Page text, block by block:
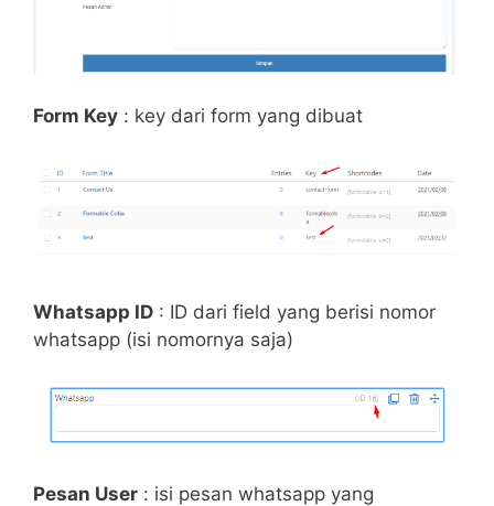
Form Key : key dari form yang dibuat
Whatsapp ID : ID dari field yang berisi nomor
whatsapp (isi nomornya saja)
Pesan User : isi pesan whatsapp yang